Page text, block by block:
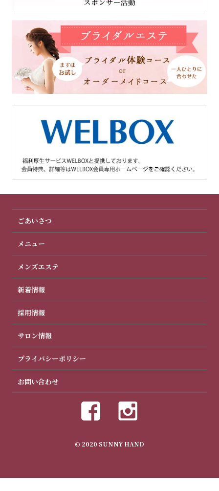
ごあいさつ
メニュー
メンズエステ
新着情報
採用情報
サロン情報
プライバシーポリシー
お問い合わせ
© 2020 SUNNY HAND